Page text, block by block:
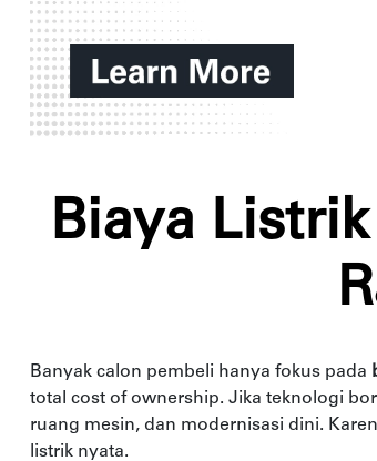
Biaya
Banyak calon pembeli hanya fokus pada
total cost of ownership. Jika teknologi
ruang mesin, dan modernisasi dini.
listrik nyata.